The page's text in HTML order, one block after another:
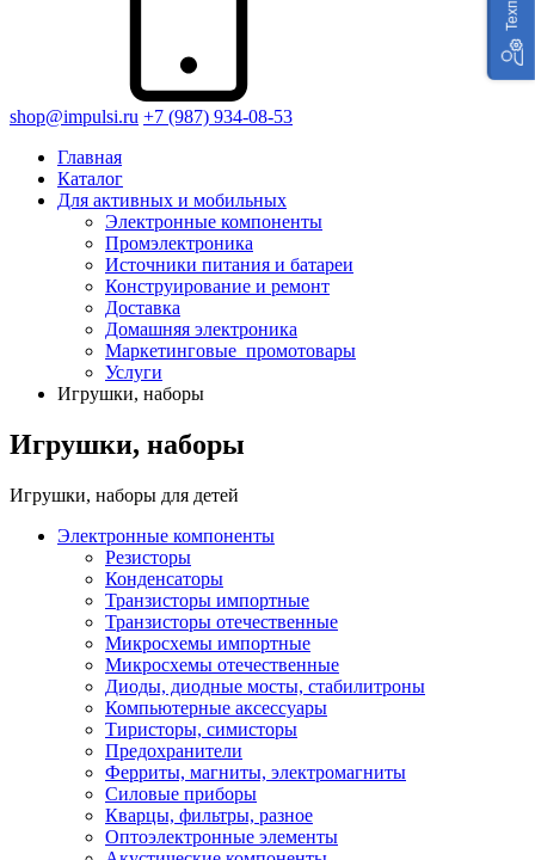
shop@impulsi.ru +7 (987) 934-08-53
Главная
Каталог
Для активных и мобильных
Электронные компоненты
Промэлектроника
Источники питания и батареи
Конструирование и ремонт
Доставка
Домашняя электроника
Маркетинговые_промотовары
Услуги
Игрушки, наборы
Игрушки, наборы
Игрушки, наборы для детей
Электронные компоненты
Резисторы
Конденсаторы
Транзисторы импортные
Транзисторы отечественные
Микросхемы импортные
Микросхемы отечественные
Диоды, диодные мосты, стабилитроны
Компьютерные аксессуары
Тиристоры, симисторы
Предохранители
Ферриты, магниты, электромагниты
Силовые приборы
Кварцы, фильтры, разное
Оптоэлектронные элементы